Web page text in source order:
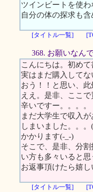
ツインビートを使
自分の体の探求も
[タイトル一覧]
368. お願いなん
こんにちは。初め
実はまだ購入して
おう！！と思い、
ええ。是非、ここ
辛いですー。。。。
まだ大学生で収入
しまいました。。
かかります(-_-)
そこで、是非、分
い方も多々いると
お返事頂けたら嬉し
[タイトル一覧]